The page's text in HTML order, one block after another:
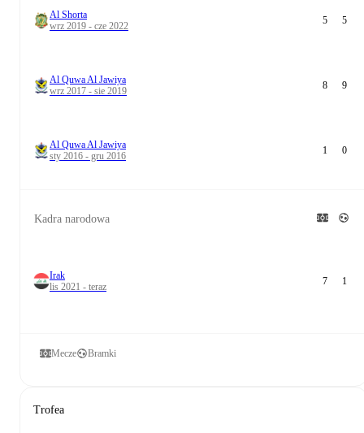
Al Shorta
wrz 2019 - cze 2022
5 5
Al Quwa Al Jawiya
wrz 2017 - sie 2019
8 9
Al Quwa Al Jawiya
sty 2016 - gru 2016
1 0
Kadra narodowa
Irak
lis 2021 - teraz
7 1
Mecze Bramki
Trofea